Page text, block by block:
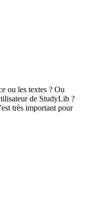
ou les textes ? Ou
de StudyLib ?
très important pour